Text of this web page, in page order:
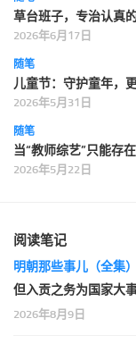
草台班子，专治认真的
2026年6月17日
随笔
儿童节：守护童年，
2026年5月31日
随笔
当“教师综艺”只能存
2026年5月22日
阅读笔记
明朝那些事儿（全集）
但入贡之务为国家大
2026年8月9日